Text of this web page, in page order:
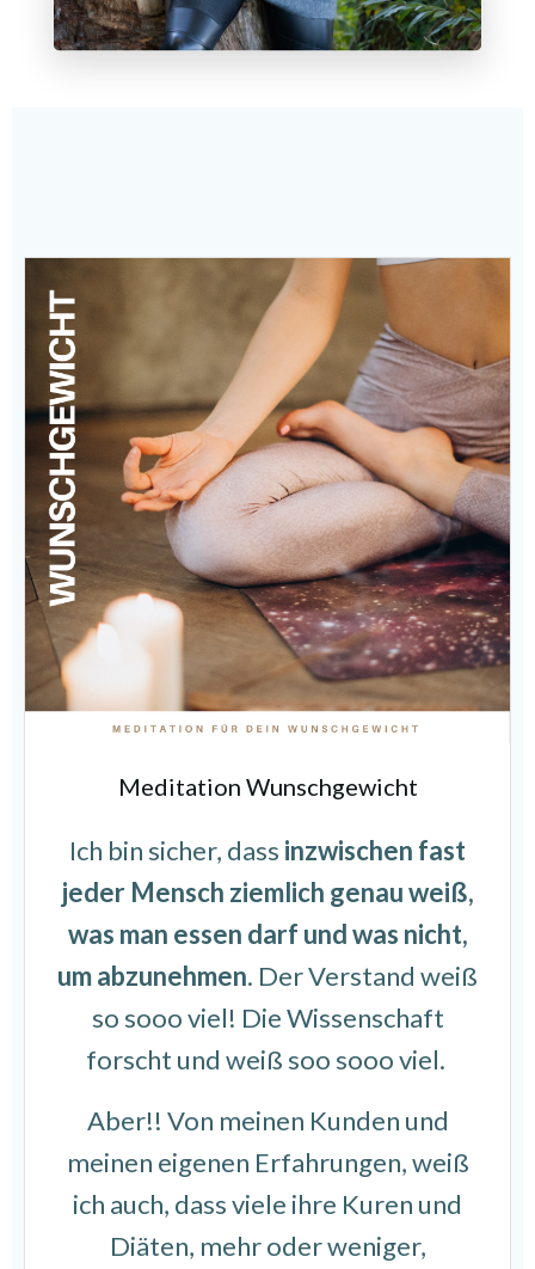
Meditation Wunschgewicht
Ich bin sicher, dass inzwischen fast
jeder Mensch ziemlich genau weiß,
was man essen darf und was nicht,
um abzunehmen. Der Verstand weiß
so sooo viel! Die Wissenschaft
forscht und weiß soo sooo viel.
Aber!! Von meinen Kunden und
meinen eigenen Erfahrungen, weiß
ich auch, dass viele ihre Kuren und
Diäten, mehr oder weniger,